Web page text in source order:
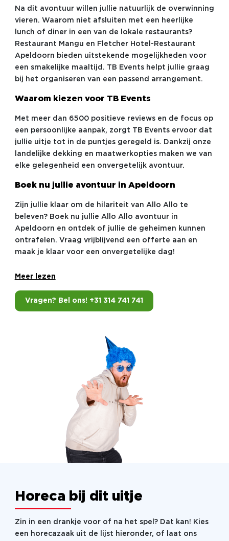
Na dit avontuur willen jullie natuurlijk de overwinning
vieren. Waarom niet afsluiten met een heerlijke
lunch of diner in een van de lokale restaurants?
Restaurant Mangu en Fletcher Hotel-Restaurant
Apeldoorn bieden uitstekende mogelijkheden voor
een smakelijke maaltijd. TB Events helpt jullie graag
bij het organiseren van een passend arrangement.
Waarom kiezen voor TB Events
Met meer dan 6500 positieve reviews en de focus op
een persoonlijke aanpak, zorgt TB Events ervoor dat
jullie uitje tot in de puntjes geregeld is. Dankzij onze
landelijke dekking en maatwerkopties maken we van
elke gelegenheid een onvergetelijk avontuur.
Boek nu jullie avontuur in Apeldoorn
Zijn jullie klaar om de hilariteit van Allo Allo te
beleven? Boek nu jullie Allo Allo avontuur in
Apeldoorn en ontdek of jullie de geheimen kunnen
ontrafelen. Vraag vrijblijvend een offerte aan en
maak je klaar voor een onvergetelijke dag!
Meer lezen
Vragen? Bel ons! +31 314 741 741
Horeca bij dit uitje
Zin in een drankje voor of na het spel? Dat kan! Kies
een horecazaak uit de lijst hieronder, of laat ons